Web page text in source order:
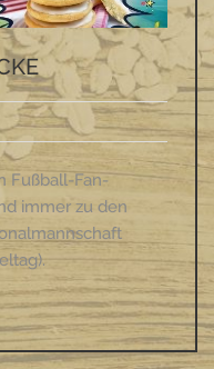
Fußball-Fan-
immer zu den